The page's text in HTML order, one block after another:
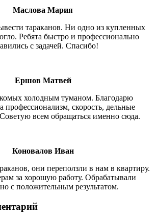
Маслова Мария
тараканов. Ни одно из купленных
Ребята быстро и профессионально
с задачей. Спасибо!
Ершов Матвей
холодным туманом. Благодарю
профессионализм, скорость, дельные
всем обращаться именно сюда.
Коновалов Иван
они переползли в нам в квартиру.
за хорошую работу. Обрабатывали
с положительным результатом.